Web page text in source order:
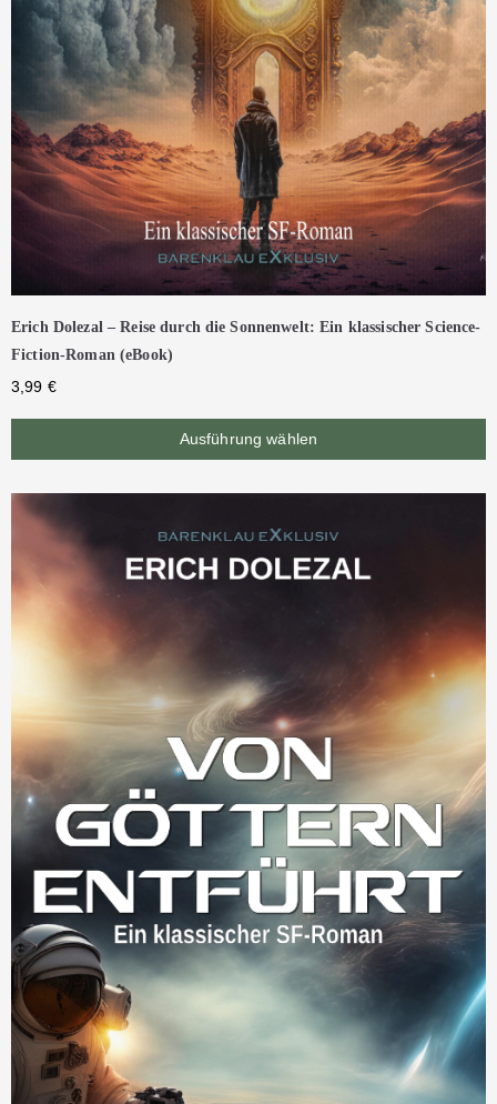
Erich Dolezal – Reise durch die Sonnenwelt: Ein klassischer Science-
Fiction-Roman (eBook)
3,99 €
Ausführung wählen